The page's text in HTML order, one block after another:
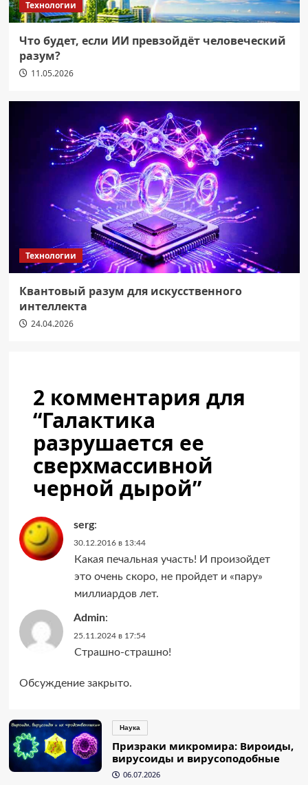
Технологии
Что будет, если ИИ превзойдёт человеческий
разум?
11.05.2026
Технологии
Квантовый разум для искусственного
интеллекта
24.04.2026
2 комментария для
“Галактика
разрушается ее
сверхмассивной
черной дырой”
serg:
30.12.2016 в 13:44
Какая печальная участь! И произойдет
это очень скоро, не пройдет и «пару»
миллиардов лет.
Admin:
25.11.2024 в 17:54
Страшно-страшно!
Обсуждение закрыто.
Наука
Призраки микромира: Вироиды,
вирусоиды и вирусоподобные
06.07.2026